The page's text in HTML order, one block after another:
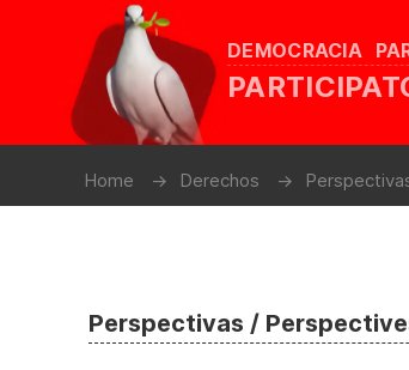
DEMOCRACIA
Home Derechos
Perspectivas /